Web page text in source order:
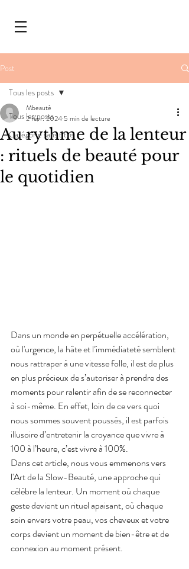
Post
Tous les posts
Catégorie sans titre
Tous les posts
Au rythme de la lenteur
: rituels de beauté pour
le quotidien
Mbeauté
2 févr. 2024 5 min de lecture
Dans un monde en perpétuelle accélération,
où l'urgence, la hâte et l’immédiateté semblent
nous rattraper à une vitesse folle, il est de plus
en plus précieux de s’autoriser à prendre des
moments pour ralentir afin de se reconnecter
à soi-même. En effet, loin de ce vers quoi
nous sommes souvent poussés, il est parfois
illusoire d’entretenir la croyance que vivre à
100 à l’heure, c’est vivre à 100%.
Dans cet article, nous vous emmenons vers
l'Art de la Slow-Beauté, une approche qui
célèbre la lenteur. Un moment où chaque
geste devient un rituel apaisant, où chaque
soin envers votre peau, vos cheveux et votre
corps devient un moment de bien-être et de
connexion au moment présent.